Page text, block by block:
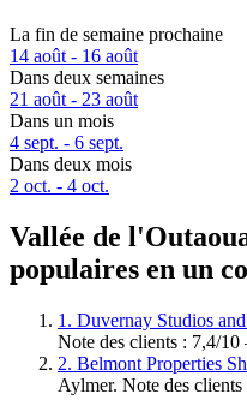
La fin de semaine prochaine
14 août - 16 août
Dans deux semaines
21 août - 23 août
Dans un mois
4 sept. - 6 sept.
Dans deux mois
2 oct. - 4 oct.
Vallée de
populaires en un
1. Duvernay Studios
Note des clients : 7,4/10
2. Belmont Properties
Aylmer. Note des